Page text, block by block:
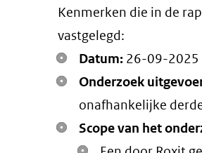
Kenmerken die in de
vastgelegd:
Datum: 26-09-2025
Onderzoek
onafhankelijke
Scope van het